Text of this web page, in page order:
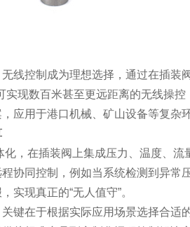
线控制成为理想选择，通过在插装
实现数百米甚至更远距离的无线操
应用于港口机械、矿山设备等复杂
化，在插装阀上集成压力、温度、流
协同控制，例如当系统检测到异常
实现真正的“无人值守”。
键在于根据实际应用场景选择合适